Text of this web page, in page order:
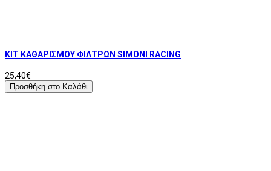
ΚΙΤ ΚΑΘΑΡΙΣΜΟΥ ΦΙΛΤΡΩΝ SIMONI RACING
25,40€
Προσθήκη στο Καλάθι